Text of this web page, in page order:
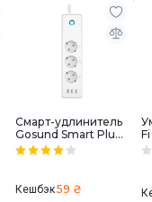
Смарт-удлинитель
Gosund Smart Plug
P1 White
Кешбэк59 ₴
Fi TP-LINK мини